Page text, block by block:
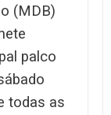
(MDB)
palco
todas as